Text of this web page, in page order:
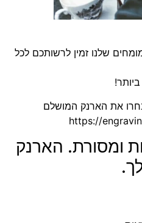
שלנו זמין לרשותכם לכל
את הארנק המושלם
ומסורת. הארנק